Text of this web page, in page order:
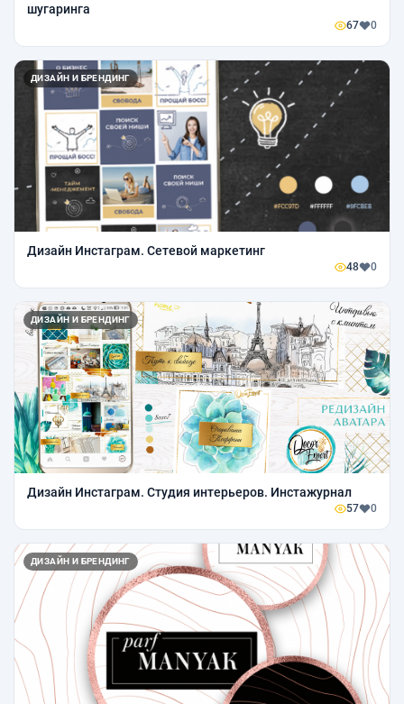
шугаринга
67 0
ДИЗАЙН И БРЕНДИНГ
Дизайн Инстаграм. Сетевой маркетинг
48 0
ДИЗАЙН И БРЕНДИНГ
Дизайн Инстаграм. Студия интерьеров. Инстажурнал
57 0
ДИЗАЙН И БРЕНДИНГ